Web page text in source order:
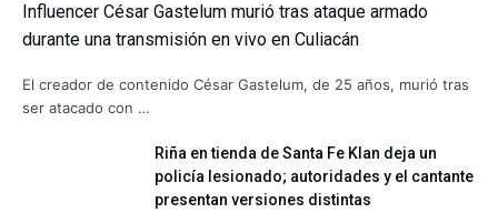
Influencer César Gastelum murió tras ataque armado
durante una transmisión en vivo en Culiacán
El creador de contenido César Gastelum, de 25 años, murió tras
ser atacado con …
Riña en tienda de Santa Fe Klan deja un
policía lesionado; autoridades y el cantante
presentan versiones distintas